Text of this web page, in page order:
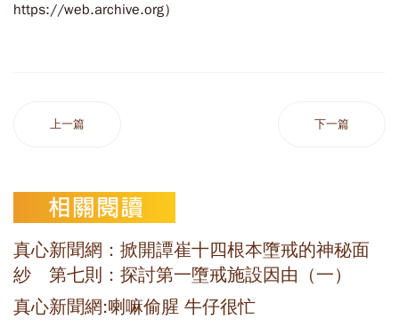
https://web.archive.org）
上一篇 下一篇
真心新聞網：掀開譚崔十四根本墮戒的神秘面
紗 第七則：探討第一墮戒施設因由（一）
真心新聞網:喇嘛偷腥 牛仔很忙